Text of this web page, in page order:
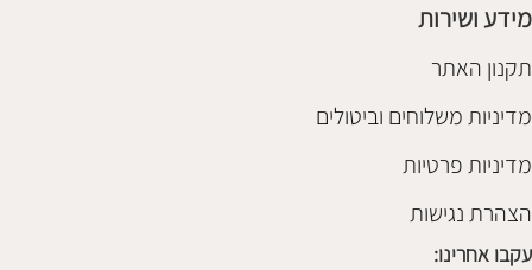
מידע ושירות
תקנון האתר
מדיניות משלוחים וביטולים
מדיניות פרטיות
הצהרת נגישות
עקבו אחרינו: